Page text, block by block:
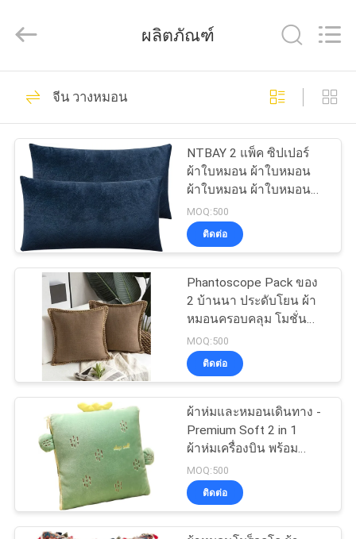
บ้าน
สินค้า
เกี่ยว
กับ
โรงงาน
ควบคุม
คุณภาพ
Limited.
Developed
กรณีฮาร์ด EVA
69
กล่องเก็บของ EVA
49
กระเป๋าใส่ EVA
ผลิตภัณฑ์
จีน วางหมอน
NTBAY 2 แพ็ค ซิปเปอร์
ผ้าใบหมอน ผ้าใบหมอน
ผ้าใบหมอน ผ้าใบหมอน
20x36
MOQ:500
ติดต่อ
Phantoscope Pack ของ
2 บ้านนา ประดับโยน ผ้า
หมอนครอบคลุม โมชั่น
แข็งแรงสําหรับบ้าน
MOQ:500
ติดต่อ
ผ้าห่มและหมอนเดินทาง -
Premium Soft 2 in 1
ผ้าห่มเครื่องบิน พร้อม
หมอนกระเป๋าอ่อน
MOQ:500
ติดต่อ